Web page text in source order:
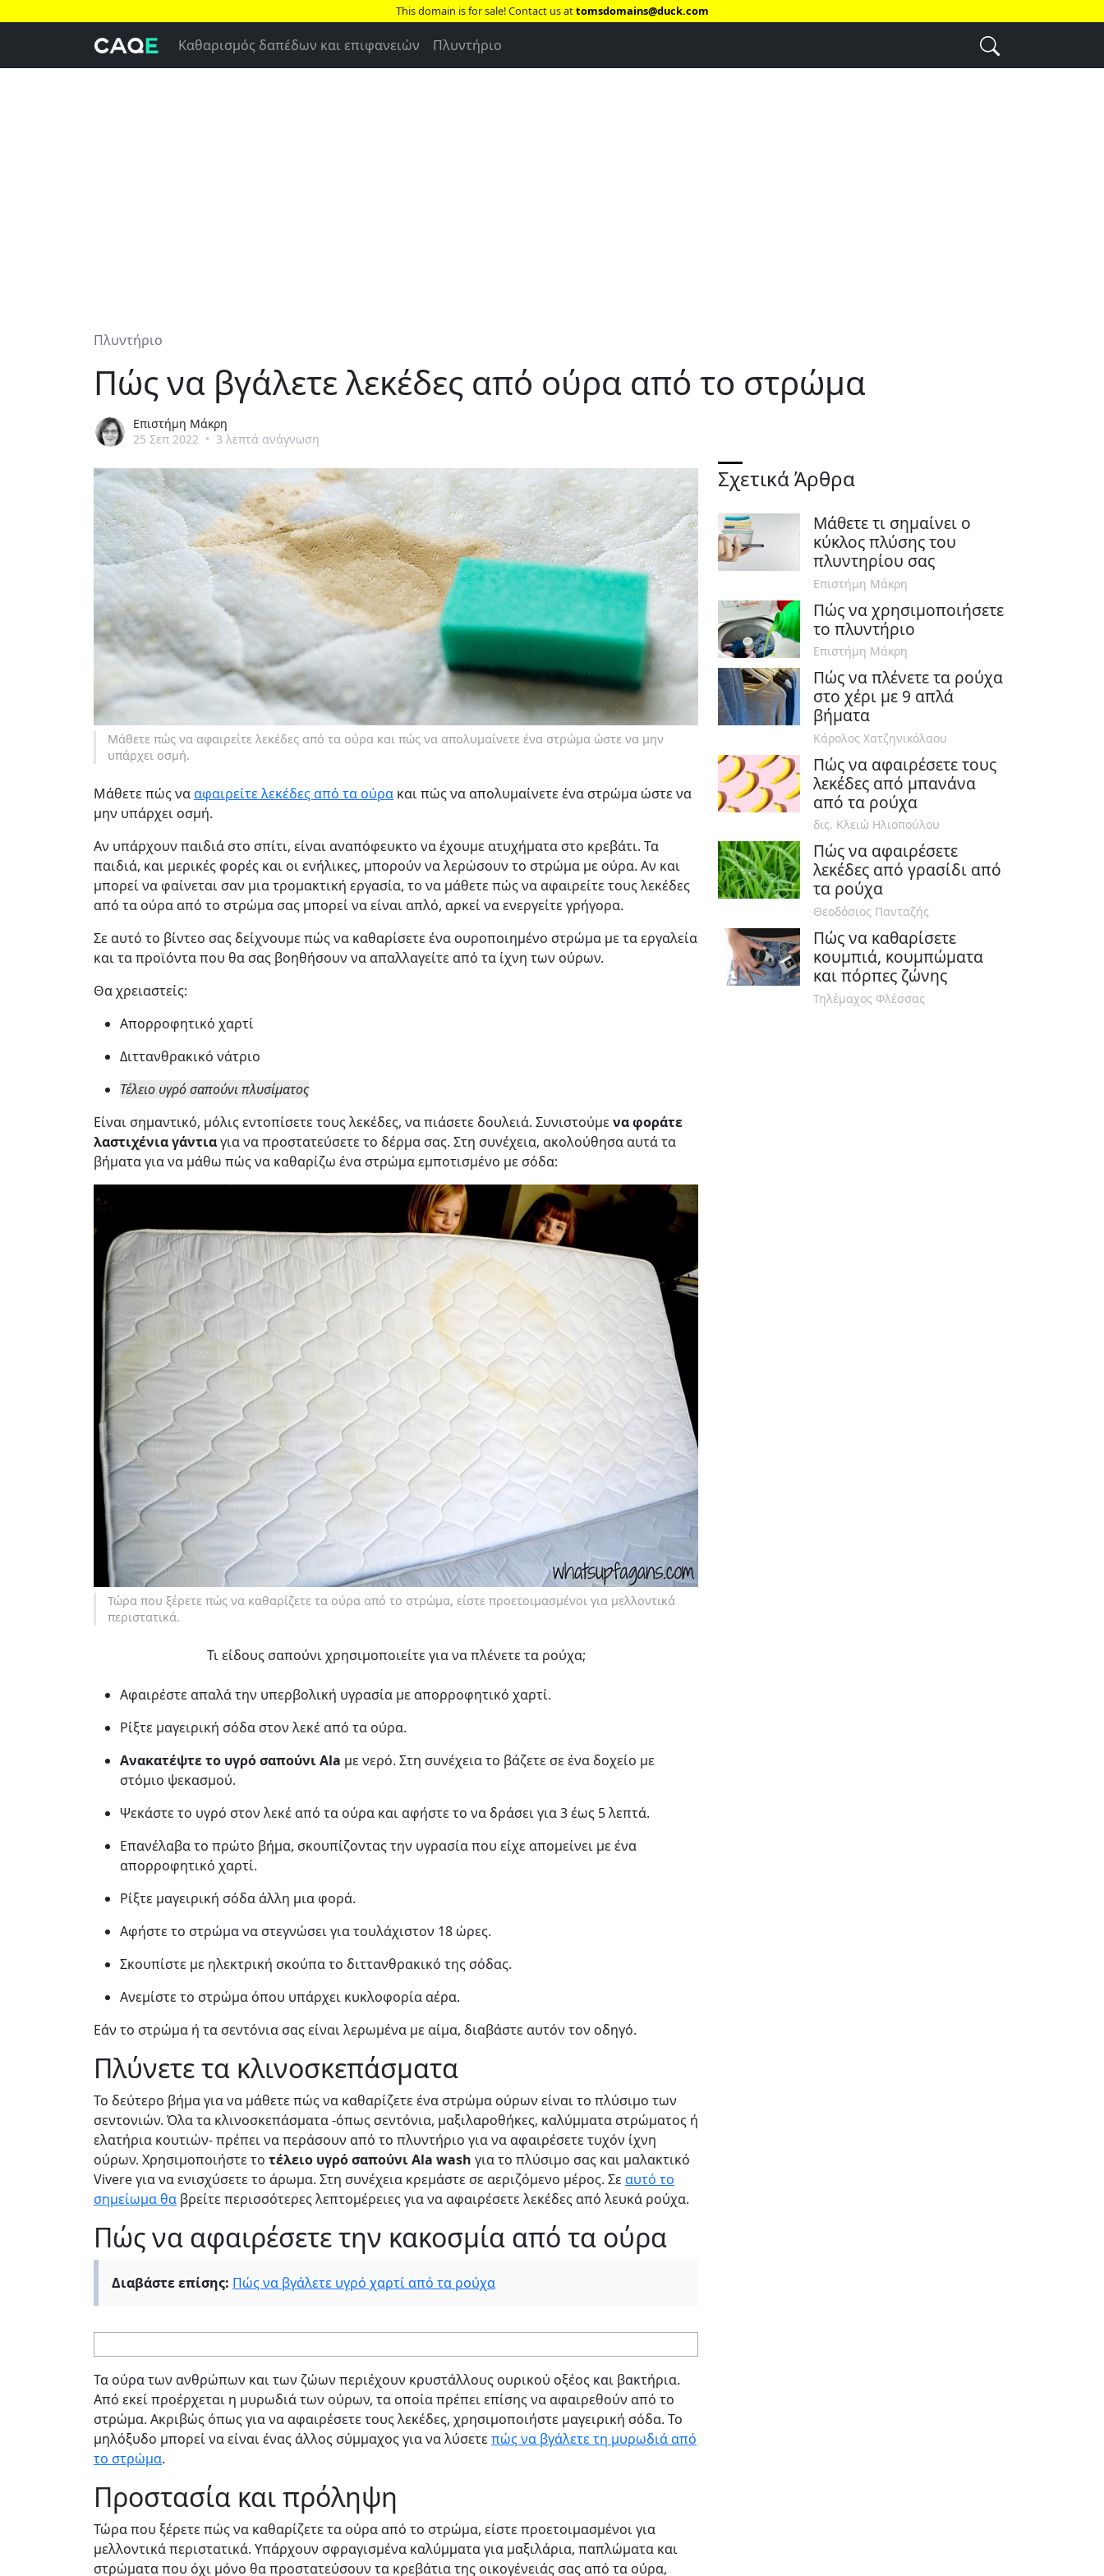
This domain is for sale! Contact us attomsdomains@duck.com
Καθαρισμός δαπέδων και επιφανειών Πλυντήριο
Πλυντήριο
Πώς να βγάλετε λεκέδες από ούρα από το στρώμα
Επιστήμη Μάκρη
25 Σεπ 2022 • 3 λεπτά ανάγνωση
Μάθετε πώς να αφαιρείτε λεκέδες από τα ούρα και πώς να απολυμαίνετε ένα στρώμα ώστε να μην
υπάρχει οσμή.
Μάθετε πώς νααφαιρείτε λεκέδες από τα ούρα και πώς να απολυμαίνετε ένα στρώμα ώστε να
μην υπάρχει οσμή.
Αν υπάρχουν παιδιά στο σπίτι, είναι αναπόφευκτο να έχουμε ατυχήματα στο κρεβάτι. Τα
παιδιά, και μερικές φορές και οι ενήλικες, μπορούν να λερώσουν το στρώμα με ούρα. Αν και
μπορεί να φαίνεται σαν μια τρομακτική εργασία, το να μάθετε πώς να αφαιρείτε τους λεκέδες
από τα ούρα από το στρώμα σας μπορεί να είναι απλό, αρκεί να ενεργείτε γρήγορα.
Σε αυτό το βίντεο σας δείχνουμε πώς να καθαρίσετε ένα ουροποιημένο στρώμα με τα εργαλεία
και τα προϊόντα που θα σας βοηθήσουν να απαλλαγείτε από τα ίχνη των ούρων.
Θα χρειαστείς:
Απορροφητικό χαρτί
Διττανθρακικό νάτριο
Τέλειο υγρό σαπούνι πλυσίματος
Είναι σημαντικό, μόλις εντοπίσετε τους λεκέδες, να πιάσετε δουλειά. Συνιστούμενα φοράτε
λαστιχένια γάντιαγια να προστατεύσετε το δέρμα σας. Στη συνέχεια, ακολούθησα αυτά τα
βήματα για να μάθω πώς να καθαρίζω ένα στρώμα εμποτισμένο με σόδα:
Τώρα που ξέρετε πώς να καθαρίζετε τα ούρα από το στρώμα, είστε προετοιμασμένοι για μελλοντικά
περιστατικά.
Τι είδους σαπούνι χρησιμοποιείτε για να πλένετε τα ρούχα;
Αφαιρέστε απαλά την υπερβολική υγρασία με απορροφητικό χαρτί.
Ρίξτε μαγειρική σόδα στον λεκέ από τα ούρα.
Ανακατέψτε το υγρό σαπούνι Ala με νερό. Στη συνέχεια το βάζετε σε ένα δοχείο με
στόμιο ψεκασμού.
Ψεκάστε το υγρό στον λεκέ από τα ούρα και αφήστε το να δράσει για 3 έως 5 λεπτά.
Επανέλαβα το πρώτο βήμα, σκουπίζοντας την υγρασία που είχε απομείνει με ένα
απορροφητικό χαρτί.
Ρίξτε μαγειρική σόδα άλλη μια φορά.
Αφήστε το στρώμα να στεγνώσει για τουλάχιστον 18 ώρες.
Σκουπίστε με ηλεκτρική σκούπα το διττανθρακικό της σόδας.
Ανεμίστε το στρώμα όπου υπάρχει κυκλοφορία αέρα.
Εάν το στρώμα ή τα σεντόνια σας είναι λερωμένα με αίμα, διαβάστε αυτόν τον οδηγό.
Πλύνετε τα κλινοσκεπάσματα
Το δεύτερο βήμα για να μάθετε πώς να καθαρίζετε ένα στρώμα ούρων είναι το πλύσιμο των
σεντονιών. Όλα τα κλινοσκεπάσματα -όπως σεντόνια, μαξιλαροθήκες, καλύμματα στρώματος ή
ελατήρια κουτιών- πρέπει να περάσουν από το πλυντήριο για να αφαιρέσετε τυχόν ίχνη
ούρων. Χρησιμοποιήστε το τέλειο υγρό σαπούνι Ala wash για το πλύσιμο σας και μαλακτικό
Vivere για να ενισχύσετε το άρωμα. Στη συνέχεια κρεμάστε σε αεριζόμενο μέρος. Σεαυτό το
σημείωμα θα βρείτε περισσότερες λεπτομέρειες για να αφαιρέσετε λεκέδες από λευκά ρούχα.
Πώς να αφαιρέσετε την κακοσμία από τα ούρα
Διαβάστε επίσης: Πώς να βγάλετε υγρό χαρτί από τα ρούχα
Τα ούρα των ανθρώπων και των ζώων περιέχουν κρυστάλλους ουρικού οξέος και βακτήρια.
Από εκεί προέρχεται η μυρωδιά των ούρων, τα οποία πρέπει επίσης να αφαιρεθούν από το
στρώμα. Ακριβώς όπως για να αφαιρέσετε τους λεκέδες, χρησιμοποιήστε μαγειρική σόδα. Το
μηλόξυδο μπορεί να είναι ένας άλλος σύμμαχος για να λύσετεπώς να βγάλετε τη μυρωδιά από
το στρώμα.
Προστασία και πρόληψη
Τώρα που ξέρετε πώς να καθαρίζετε τα ούρα από το στρώμα, είστε προετοιμασμένοι για
μελλοντικά περιστατικά. Υπάρχουν σφραγισμένα καλύμματα για μαξιλάρια, παπλώματα και
στρώματα που όχι μόνο θα προστατεύσουν τα κρεβάτια της οικογένειάς σας από τα ούρα,
Σχετικά Άρθρα
Μάθετε τι σημαίνει ο
κύκλος πλύσης του
πλυντηρίου σας
Επιστήμη Μάκρη
Πώς να χρησιμοποιήσετε
το πλυντήριο
Επιστήμη Μάκρη
Πώς να πλένετε τα ρούχα
στο χέρι με 9 απλά
βήματα
Κάρολος Χατζηνικόλαου
Πώς να αφαιρέσετε τους
λεκέδες από μπανάνα
από τα ρούχα
δις. Κλειώ Ηλιοπούλου
Πώς να αφαιρέσετε
λεκέδες από γρασίδι από
τα ρούχα
Θεοδόσιος Πανταζής
Πώς να καθαρίσετε
κουμπιά, κουμπώματα
και πόρπες ζώνης
Τηλέμαχος Φλέσσας